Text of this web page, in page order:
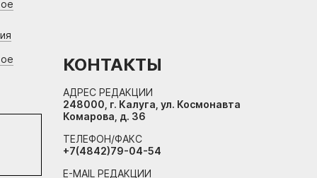
КОНТАКТЫ
АДРЕС РЕДАКЦИИ
248000, г. Калуга, ул. Космонавта
Комарова, д. 36
ТЕЛЕФОН/ФАКС
+7(4842)79-04-54
E-MAIL РЕДАКЦИИ